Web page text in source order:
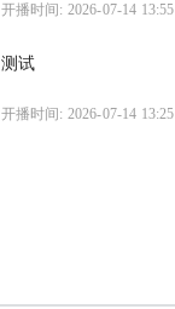
开播时间: 2026-07-14 13:55
测试
开播时间: 2026-07-14 13:25